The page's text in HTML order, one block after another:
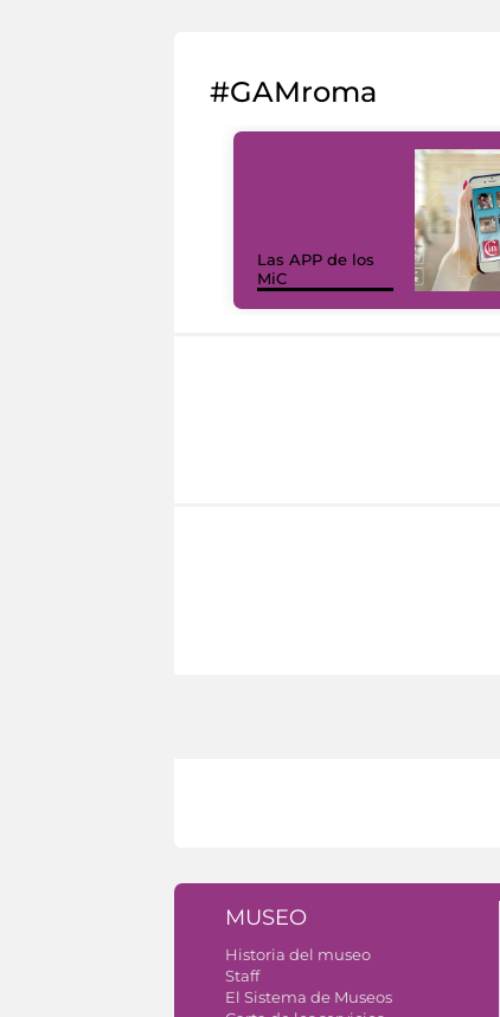
#GAMroma
Las APP de los
MiC
MUSEO
Historia del museo
Staff
El Sistema de Museos